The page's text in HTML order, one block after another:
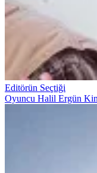
Editörün Seçtiği
Oyuncu Halil Ergün